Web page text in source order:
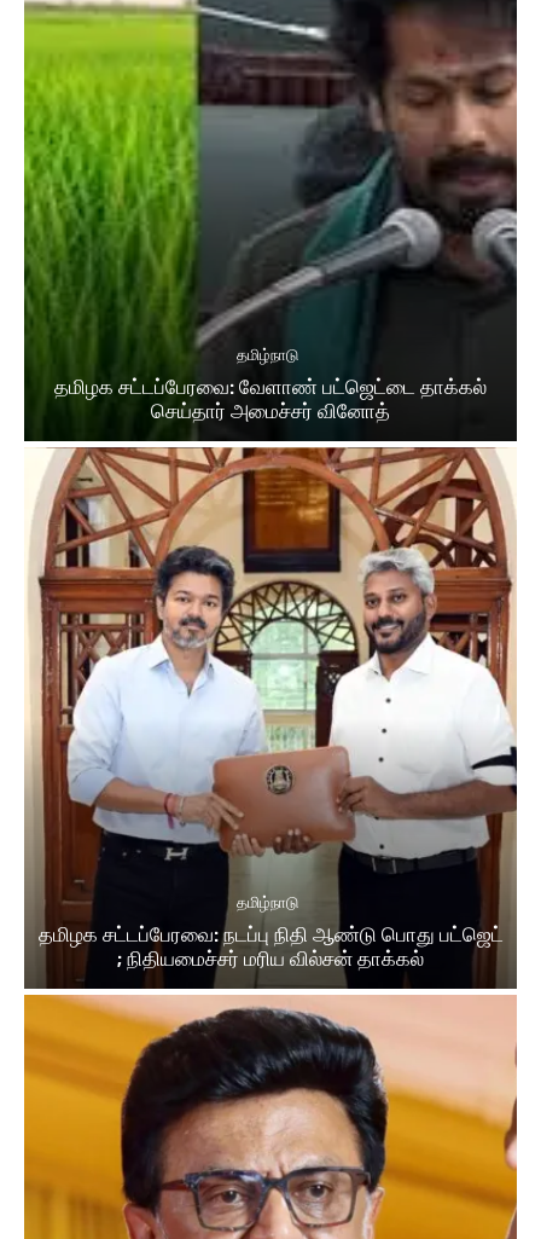
தமிழ்நாடு
தமிழக சட்​டப்​பேர​வை: வேளாண் பட்​ஜெட்டை தாக்கல்
செய்தார் அமைச்சர் வினோத்
தமிழ்நாடு
தமிழக சட்டப்பேரவை: நடப்பு நிதி ஆண்​டு பொது பட்ஜெட்
; நிதியமைச்சர் மரிய வில்சன் தாக்​கல்